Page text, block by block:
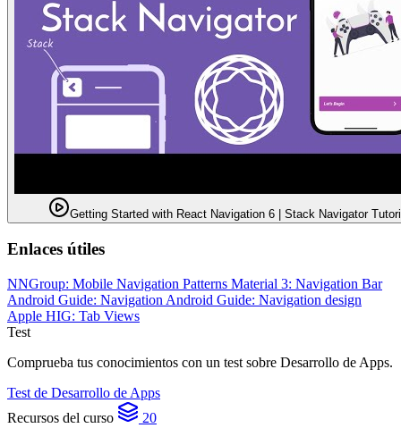
Getting Started with React Navigation 6 | Stack Navigator
Enlaces útiles
NNGroup: Mobile Navigation Patterns Material 3: Navigation Bar
Android Guide: Navigation Android Guide: Navigation design
Apple HIG: Tab Views
Test
Comprueba tus conocimientos con un test sobre Desarrollo de Apps.
Test de Desarrollo de Apps
Recursos del curso
20